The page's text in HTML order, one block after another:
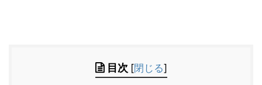
目次 [閉じる]